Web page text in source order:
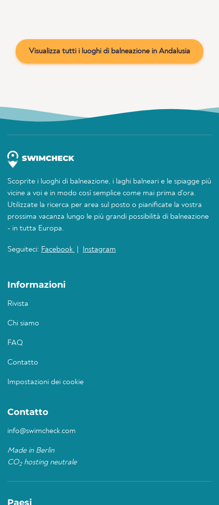
Visualizza tutti i luoghi di balneazione in Andalusia
Scoprite i luoghi di balneazione, i laghi balneari e le spiagge più
vicine a voi e in modo così semplice come mai prima d'ora.
Utilizzate la ricerca per area sul posto o pianificate la vostra
prossima vacanza lungo le più grandi possibilità di balneazione
- in tutta Europa.
Seguiteci: Facebook Instagram
Informazioni
Rivista
Chi siamo
FAQ
Contatto
Impostazioni dei cookie
Contatto
info@swimcheck.com
Made in Berlin
CO2hosting neutrale
Paesi